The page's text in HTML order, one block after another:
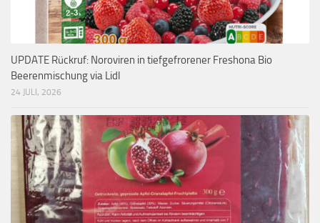
UPDATE Rückruf: Noroviren in tiefgefrorener Freshona Bio
Beerenmischung via Lidl
24 JULI, 2026